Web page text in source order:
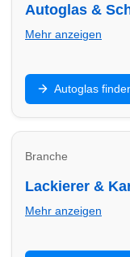
Autoglas &
Mehr anzeigen
Steinschlag,
Autoglas-Profis
Preisen.
Autoglas
Branche
Lackierer &
Mehr anzeigen